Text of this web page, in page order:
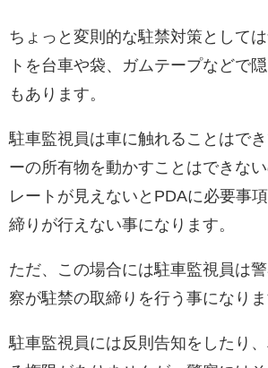
ちょっと変則的な駐禁対策として
トを台車や袋、ガムテープなどで
もあります。
駐車監視員は車に触れることはで
ーの所有物を動かすことはできな
レートが見えないとPDAに必要事
締りが行えない事になります。
ただ、この場合には駐車監視員は
察が駐禁の取締りを行う事になりま
駐車監視員には反則告知をしたり